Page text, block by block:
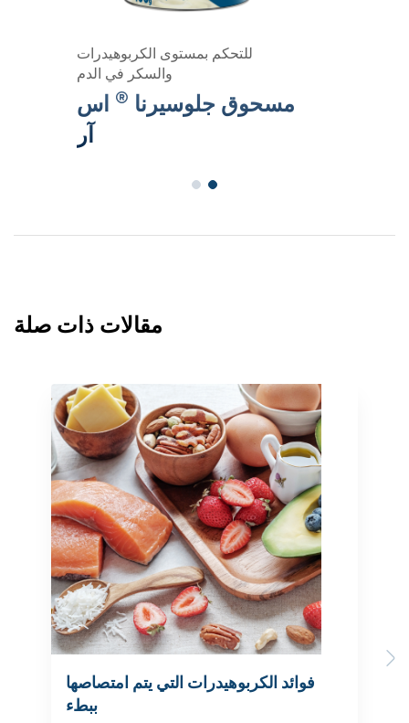
للتحكم بمستوى الكربوهيدرات
والسكر في الدم
مسحوق جلوسيرنا ® اس
آر
مقالات ذات صلة
Previous
فوائد الكربوهيدرات التي يتم امتصاصها
ببطء